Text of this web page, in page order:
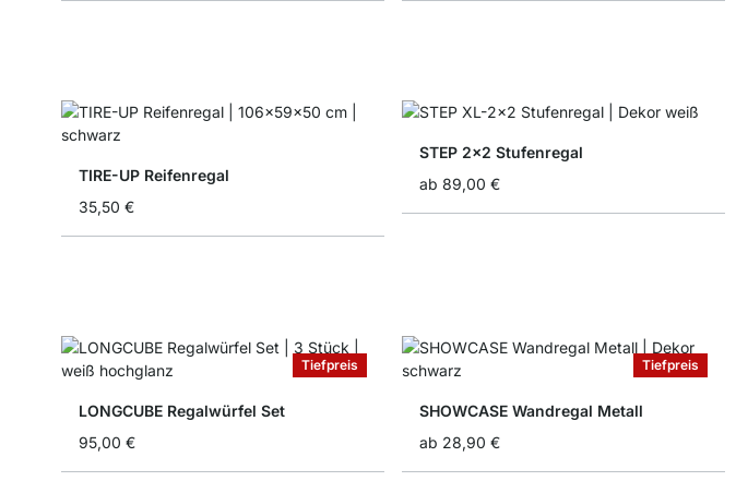
TIRE-UP Reifenregal
35,50 €
STEP 2x2 Stufenregal
ab 89,00 €
Tiefpreis
LONGCUBE Regalwürfel Set
95,00 €
Tiefpreis
SHOWCASE Wandregal Metall
ab 28,90 €